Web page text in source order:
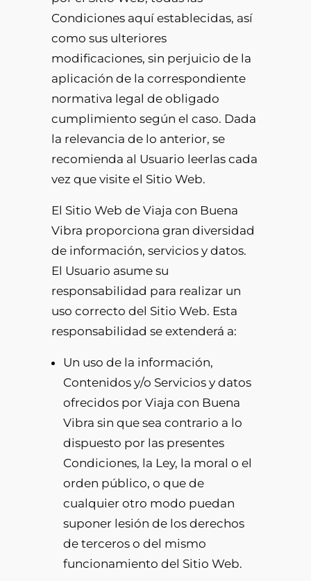
Condiciones aquí establecidas, así
como sus ulteriores
modificaciones, sin perjuicio de la
aplicación de la correspondiente
normativa legal de obligado
cumplimiento según el caso. Dada
la relevancia de lo anterior, se
recomienda al Usuario leerlas cada
vez que visite el Sitio Web.
El Sitio Web de Viaja con Buena
Vibra proporciona gran diversidad
de información, servicios y datos.
El Usuario asume su
responsabilidad para realizar un
uso correcto del Sitio Web. Esta
responsabilidad se extenderá a:
Un uso de la información,
Contenidos y/o Servicios y datos
ofrecidos por Viaja con Buena
Vibra sin que sea contrario a lo
dispuesto por las presentes
Condiciones, la Ley, la moral o el
orden público, o que de
cualquier otro modo puedan
suponer lesión de los derechos
de terceros o del mismo
funcionamiento del Sitio Web.